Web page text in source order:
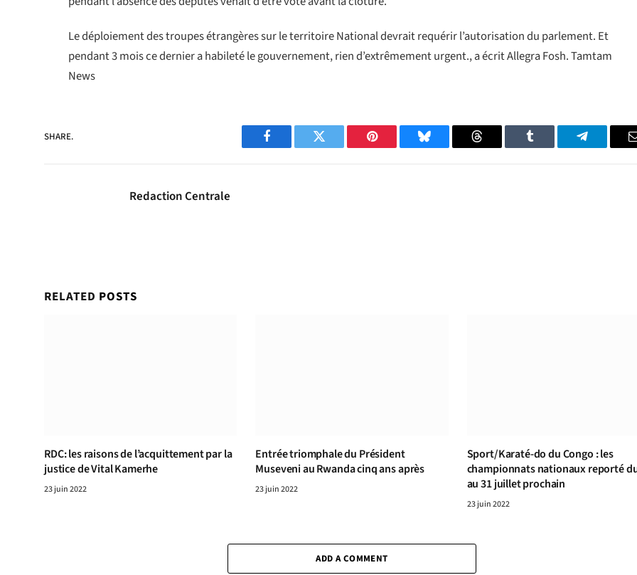
Le déploiement des troupes étrangères sur le territoire National devrait requérir l’autorisation du parlement. Et
pendant 3 mois ce dernier a habileté le gouvernement, rien d’extrêmement urgent., a écrit Allegra Fosh. Tamtam
News
SHARE.
Facebook Twitter Pinterest Bluesky Threads Tumblr Telegram
Redaction Centrale
RELATED POSTS
RDC: les raisons de l’acquittement par la
justice de Vital Kamerhe
23 juin 2022
Entrée triomphale du Président
Museveni au Rwanda cinq ans après
23 juin 2022
Sport/Karaté-do du Congo : les
championnats nationaux reporté
au 31 juillet prochain
23 juin 2022
ADD A COMMENT